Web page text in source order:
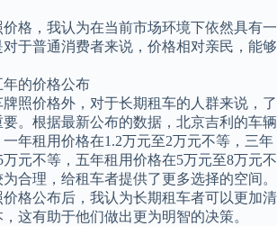
格，我认为在当前市场环境下依然具有一
于普通消费者来说，价格相对亲民，能够
的价格公布
照价格外，对于长期租车的人群来说，了
。根据最新公布的数据，北京吉利的车辆
年租用价格在1.2万元至2万元不等，三年
元不等，五年租用价格在5万元至8万元不
合理，给租车者提供了更多选择的空间。
格公布后，我认为长期租车者可以更加清
这有助于他们做出更为明智的决策。